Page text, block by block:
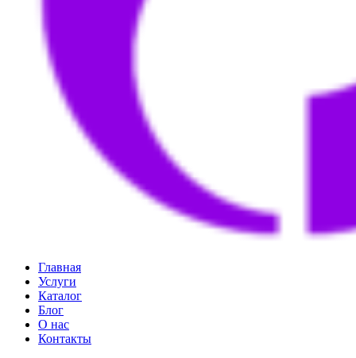
Главная
Услуги
Каталог
Блог
О нас
Контакты